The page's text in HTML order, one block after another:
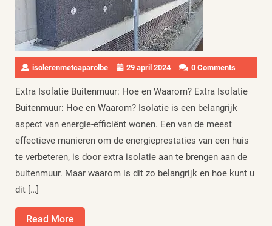
isolerenmetcaparolbe 29 april 2024 0 Comments
Extra Isolatie Buitenmuur: Hoe en Waarom? Extra Isolatie
Buitenmuur: Hoe en Waarom? Isolatie is een belangrijk
aspect van energie-efficiënt wonen. Een van de meest
effectieve manieren om de energieprestaties van een huis
te verbeteren, is door extra isolatie aan te brengen aan de
buitenmuur. Maar waarom is dit zo belangrijk en hoe kunt u
dit […]
Read More